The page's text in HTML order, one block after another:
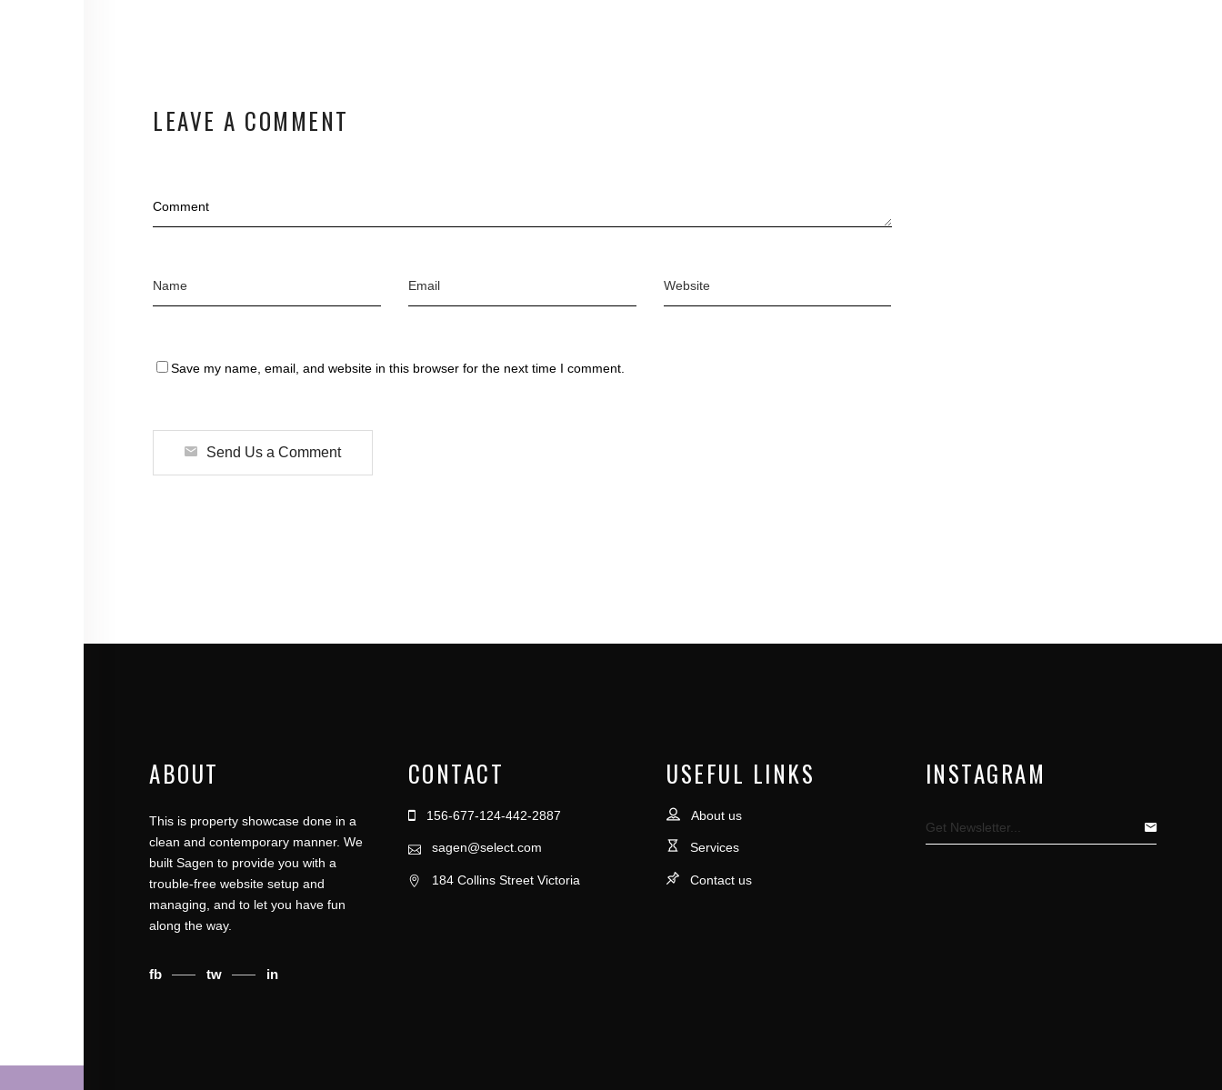
LEAVE A COMMENT
Save my name, email, and website in this browser for the next time I comment.
Send Us a Comment
ABOUT
This is property showcase done in a
clean and contemporary manner. We
built Sagen to provide you with a
trouble-free website setup and
managing, and to let you have fun
along the way.
fb tw in
CONTACT
156-677-124-442-2887
sagen@select.com
184 Collins Street Victoria
USEFUL LINKS
About us
Services
Contact us
INSTAGRAM